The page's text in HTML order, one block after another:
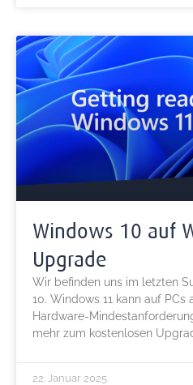
Windows 10 auf
Upgrade
Wir befinden uns im letzten
10. Windows 11 kann auf
Hardware-
mehr zum kostenlosen
22. Januar 2025